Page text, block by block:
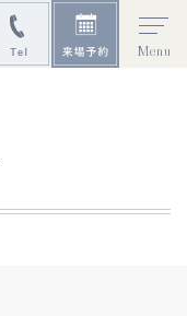
Menu